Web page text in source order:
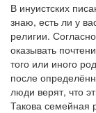
В инуистских
знаю, есть ли у
религии.
оказывать
того или иного
после
люди верят, что
Такова семейная